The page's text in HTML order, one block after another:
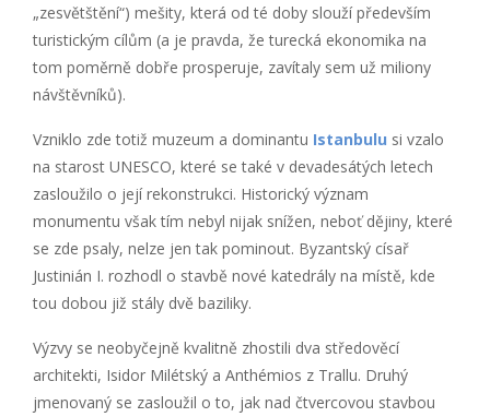
„zesvětštění“) mešity, která od té doby slouží především
turistickým cílům (a je pravda, že turecká ekonomika na
tom poměrně dobře prosperuje, zavítaly sem už miliony
návštěvníků).
Vzniklo zde totiž muzeum a dominantu Istanbulu si vzalo
na starost UNESCO, které se také v devadesátých letech
zasloužilo o její rekonstrukci. Historický význam
monumentu však tím nebyl nijak snížen, neboť dějiny, které
se zde psaly, nelze jen tak pominout. Byzantský císař
Justinián I. rozhodl o stavbě nové katedrály na místě, kde
tou dobou již stály dvě baziliky.
Výzvy se neobyčejně kvalitně zhostili dva středověcí
architekti, Isidor Milétský a Anthémios z Trallu. Druhý
jmenovaný se zasloužil o to, jak nad čtvercovou stavbou